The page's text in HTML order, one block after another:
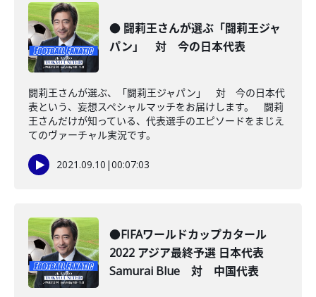
● 闘莉王さんが選ぶ「闘莉王ジャ
パン」 対 今の日本代表
闘莉王さんが選ぶ、「闘莉王ジャパン」 対 今の日本代
表という、妄想スペシャルマッチをお届けします。 闘莉
王さんだけが知っている、代表選手のエピソードをまじえ
てのヴァーチャル実況です。
2021.09.10 |00:07:03
●FIFAワールドカップカタール
2022 アジア最終予選 日本代表
Samurai Blue 対 中国代表